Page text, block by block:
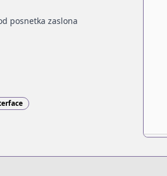
posnetka zaslona